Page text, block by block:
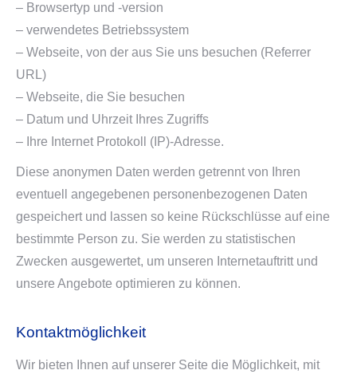
– Browsertyp und -version
– verwendetes Betriebssystem
– Webseite, von der aus Sie uns besuchen (Referrer
URL)
– Webseite, die Sie besuchen
– Datum und Uhrzeit Ihres Zugriffs
– Ihre Internet Protokoll (IP)-Adresse.
Diese anonymen Daten werden getrennt von Ihren
eventuell angegebenen personenbezogenen Daten
gespeichert und lassen so keine Rückschlüsse auf eine
bestimmte Person zu. Sie werden zu statistischen
Zwecken ausgewertet, um unseren Internetauftritt und
unsere Angebote optimieren zu können.
Kontaktmöglichkeit
Wir bieten Ihnen auf unserer Seite die Möglichkeit, mit